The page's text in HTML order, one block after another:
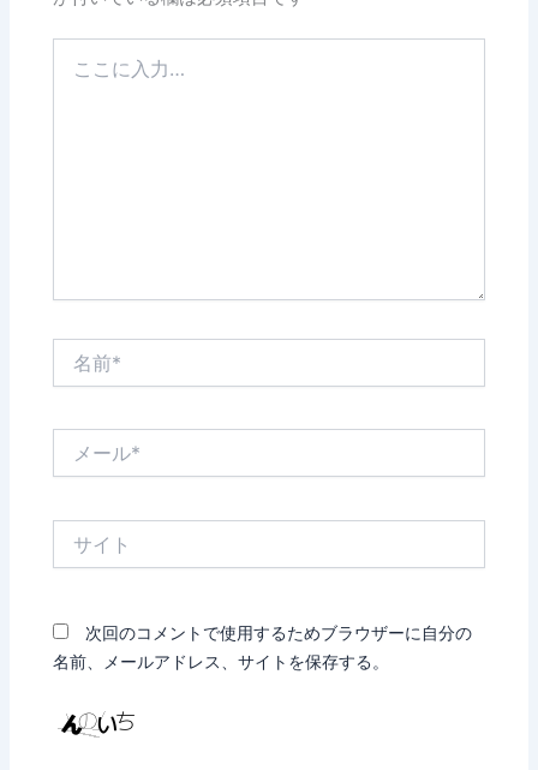
次回のコメントで使用するためブラウザーに自分の
名前、メールアドレス、サイトを保存する。